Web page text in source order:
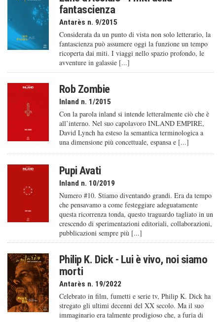
fantascienza
Antarès n. 9/2015
Considerata da un punto di vista non solo letterario, la
fantascienza può assumere oggi la funzione un tempo
ricoperta dai miti. I viaggi nello spazio profondo, le
avventure in galassie [...]
Rob Zombie
Inland n. 1/2015
Con la parola inland si intende letteralmente ciò che è
all’interno. Nel suo capolavoro INLAND EMPIRE,
David Lynch ha esteso la semantica terminologica a
una dimensione più concettuale, espansa e [...]
Pupi Avati
Inland n. 10/2019
Numero #10. Stiamo diventando grandi. Era da tempo
che pensavamo a come festeggiare adeguatamente
questa ricorrenza tonda, questo traguardo tagliato in un
crescendo di sperimentazioni editoriali, collaborazioni,
pubblicazioni sempre più [...]
Philip K. Dick - Lui è vivo, noi siamo
morti
Antarès n. 19/2022
Celebrato in film, fumetti e serie tv, Philip K. Dick ha
stregato gli ultimi decenni del XX secolo. Ma il suo
immaginario era talmente prodigioso che, a furia di